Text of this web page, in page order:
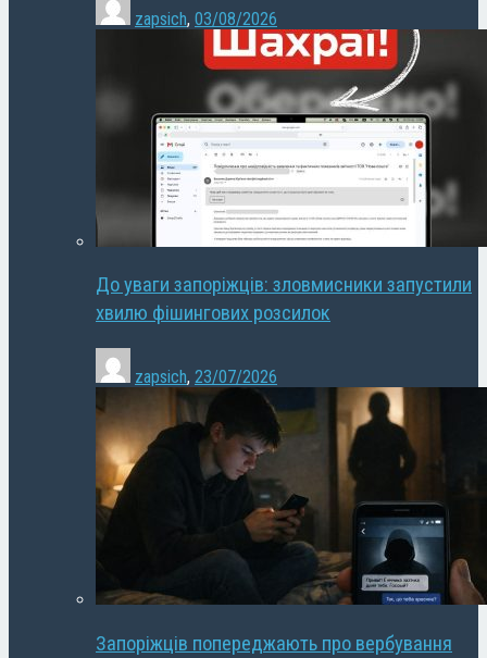
zapsich, 03/08/2026
До уваги запоріжців: зловмисники запустили
хвилю фішингових розсилок
zapsich, 23/07/2026
Запоріжців попереджають про вербування